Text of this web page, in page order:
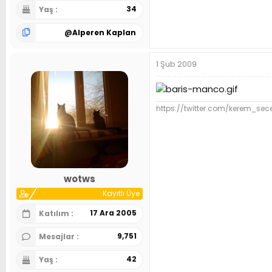
Yaş 34
@Alperen Kaplan
wotws
Kayıtlı Üye
Katılım
17 Ara 2005
Mesajlar 9,751
Yaş 42
1 Şub 2009
https://twitter.com/